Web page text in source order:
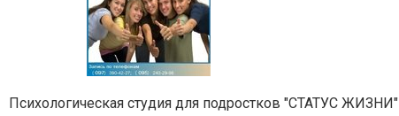
Психологическая студия для подростков "СТАТУС